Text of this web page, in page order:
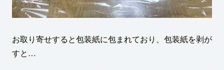
お取り寄せすると包装紙に包まれており、包装紙を剥が
すと…